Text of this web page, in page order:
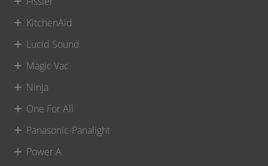
KitchenAid
Lucid Sound
Magic Vac
Ninja
One For All
Panasonic-Panalight
Power A